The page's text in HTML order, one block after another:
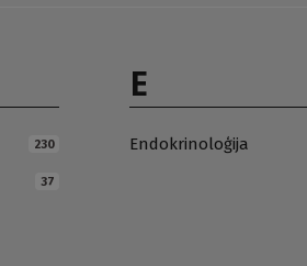
230
37
E
Endokrinoloģija